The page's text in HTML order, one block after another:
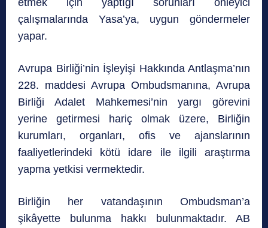
çalışmalarında Yasa’ya, uygun göndermeler
yapar.
Avrupa Birliği’nin İşleyişi Hakkında Antlaşma’nın
228. maddesi Avrupa Ombudsmanına, Avrupa
Birliği Adalet Mahkemesi’nin yargı görevini
yerine getirmesi hariç olmak üzere, Birliğin
kurumları, organları, ofis ve ajanslarının
faaliyetlerindeki kötü idare ile ilgili araştırma
yapma yetkisi vermektedir.
Birliğin her vatandaşının Ombudsman’a
şikâyette bulunma hakkı bulunmaktadır. AB